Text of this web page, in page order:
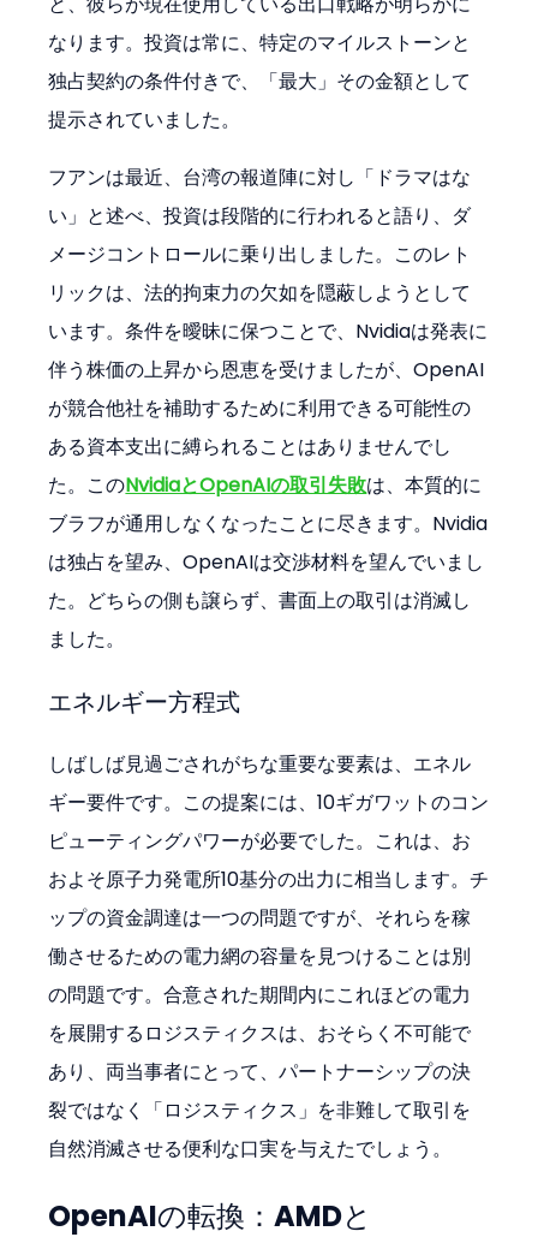
なります。投資は常に、特定のマイルストーンと
独占契約の条件付きで、「最大」その金額として
提示されていました。
フアンは最近、台湾の報道陣に対し「ドラマはな
い」と述べ、投資は段階的に行われると語り、ダ
メージコントロールに乗り出しました。このレト
リックは、法的拘束力の欠如を隠蔽しようとして
います。条件を曖昧に保つことで、Nvidiaは発表に
伴う株価の上昇から恩恵を受けましたが、OpenAI
が競合他社を補助するために利用できる可能性の
ある資本支出に縛られることはありませんでし
た。このNvidiaとOpenAIの取引失敗は、本質的に
ブラフが通用しなくなったことに尽きます。Nvidia
は独占を望み、OpenAIは交渉材料を望んでいまし
た。どちらの側も譲らず、書面上の取引は消滅し
ました。
エネルギー方程式
しばしば見過ごされがちな重要な要素は、エネル
ギー要件です。この提案には、10ギガワットのコン
ピューティングパワーが必要でした。これは、お
およそ原子力発電所10基分の出力に相当します。チ
ップの資金調達は一つの問題ですが、それらを稼
働させるための電力網の容量を見つけることは別
の問題です。合意された期間内にこれほどの電力
を展開するロジスティクスは、おそらく不可能で
あり、両当事者にとって、パートナーシップの決
裂ではなく「ロジスティクス」を非難して取引を
自然消滅させる便利な口実を与えたでしょう。
OpenAIの転換：AMDと